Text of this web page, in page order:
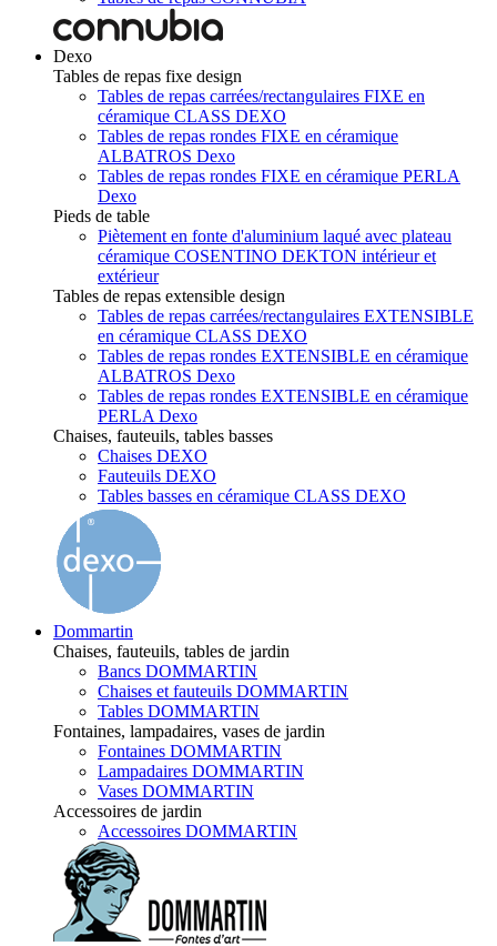
Dexo
Tables de repas fixe design
Tables de repas carrées/rectangulaires FIXE en
céramique CLASS DEXO
Tables de repas rondes FIXE en céramique
ALBATROS Dexo
Tables de repas rondes FIXE en céramique PERLA
Dexo
Pieds de table
Piètement en fonte d'aluminium laqué avec plateau
céramique COSENTINO DEKTON intérieur et
extérieur
Tables de repas extensible design
Tables de repas carrées/rectangulaires EXTENSIBLE
en céramique CLASS DEXO
Tables de repas rondes EXTENSIBLE en céramique
ALBATROS Dexo
Tables de repas rondes EXTENSIBLE en céramique
PERLA Dexo
Chaises, fauteuils, tables basses
Chaises DEXO
Fauteuils DEXO
Tables basses en céramique CLASS DEXO
Dommartin
Chaises, fauteuils, tables de jardin
Bancs DOMMARTIN
Chaises et fauteuils DOMMARTIN
Tables DOMMARTIN
Fontaines, lampadaires, vases de jardin
Fontaines DOMMARTIN
Lampadaires DOMMARTIN
Vases DOMMARTIN
Accessoires de jardin
Accessoires DOMMARTIN